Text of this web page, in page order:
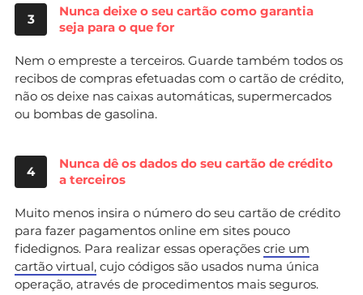
3
Nunca deixe o seu cartão como garantia
seja para o que for
Nem o empreste a terceiros. Guarde também todos os
recibos de compras efetuadas com o cartão de crédito,
não os deixe nas caixas automáticas, supermercados
ou bombas de gasolina.
4
Nunca dê os dados do seu cartão de crédito
a terceiros
Muito menos insira o número do seu cartão de crédito
para fazer pagamentos online em sites pouco
fidedignos. Para realizar essas operações crie um
cartão virtual, cujo códigos são usados numa única
operação, através de procedimentos mais seguros.